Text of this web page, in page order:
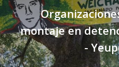
montaje en
-